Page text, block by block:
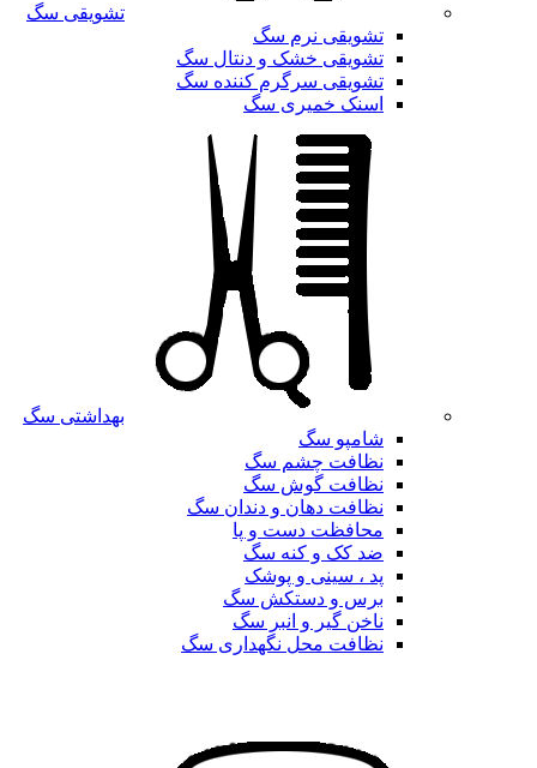
تشویقی سگ
تشویقی نرم سگ
تشویقی خشک و دنتال سگ
تشویقی سرگرم کننده سگ
اسنک خمیری سگ
بهداشتی سگ
شامپو سگ
نظافت چشم سگ
نظافت گوش سگ
نظافت دهان و دندان سگ
محافظت دست و پا
ضد کک و کنه سگ
پد ، سینی و پوشک
برس و دستکش سگ
ناخن گیر و انبر سگ
نظافت محل نگهداری سگ